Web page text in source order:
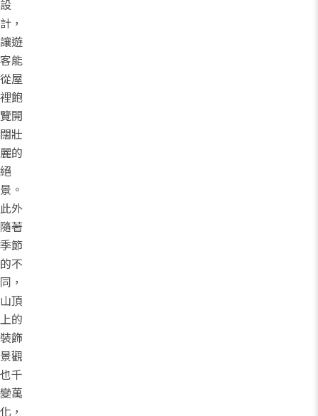
設
計，
讓遊
客能
從屋
裡飽
覽開
闊壯
麗的
絕
景。
此外
隨著
季節
的不
同，
山頂
上的
裝飾
景觀
也千
變萬
化，